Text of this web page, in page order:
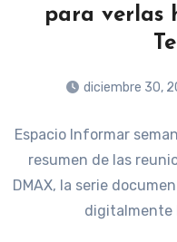
para verlas
diciembre 30,
Espacio Informar
resumen de las
DMAX, la serie
digitalmente